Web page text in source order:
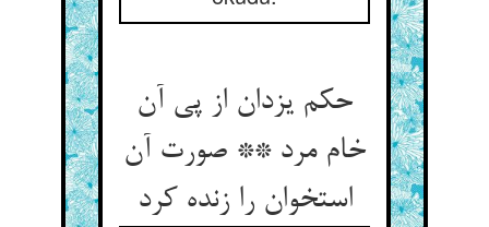
حکم یزدان از پی آن
خام مرد ** صورت آن
استخوان را زنده کرد